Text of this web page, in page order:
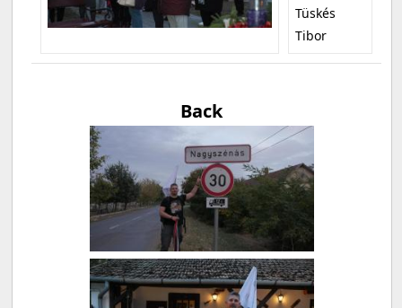
Tüskés
Tibor
Back